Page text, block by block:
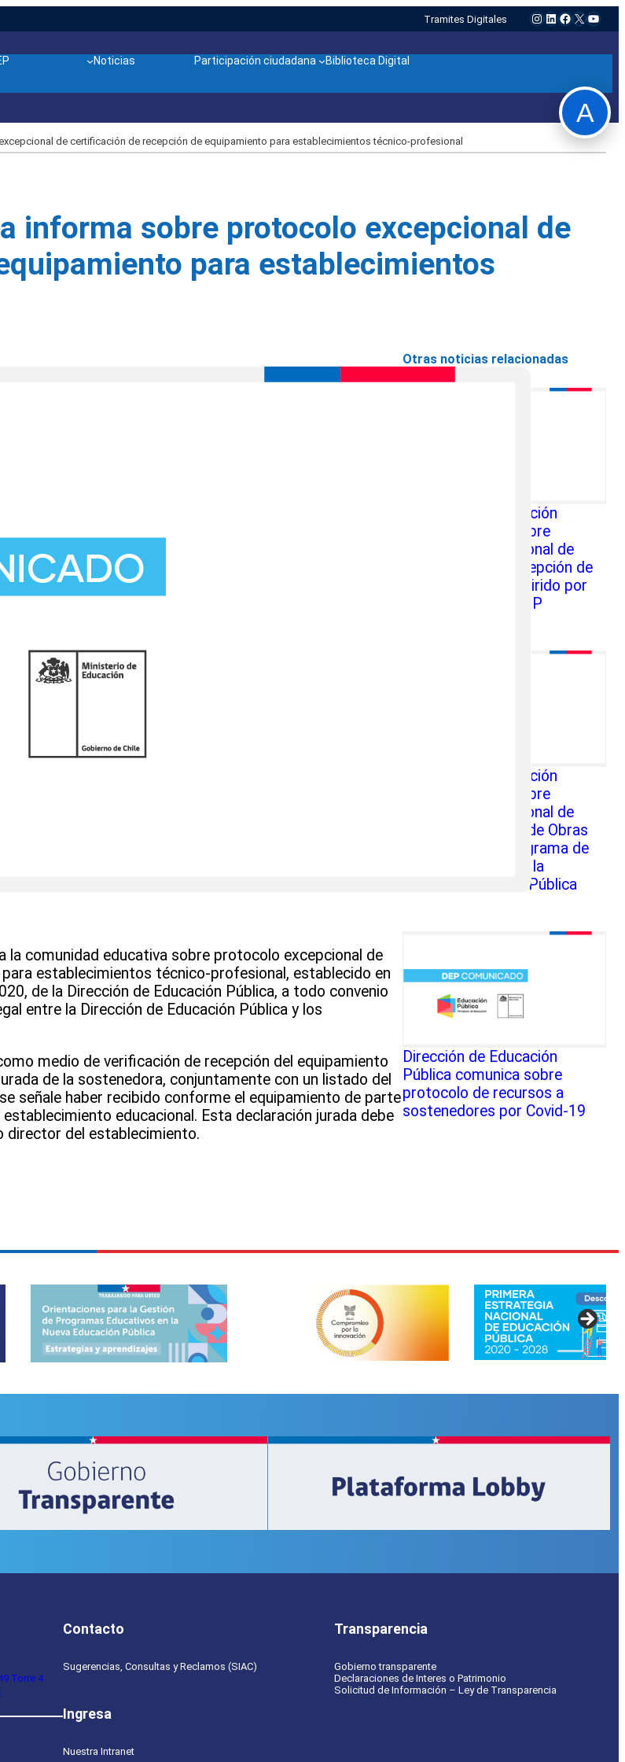
Tramites Digitales Instagram
LinkedIn
Facebook
X
Noticias Participación ciudadana
Biblioteca Digital
de certificación de recepción de equipamiento para establecimientos técnico-profesional
informa sobre protocolo excepcional de
para establecimientos
la comunidad educativa sobre protocolo excepcional de
establecimientos técnico-profesional, establecido en
de la Dirección de Educación Pública, a todo convenio
entre la Dirección de Educación Pública y los
medio de verificación de recepción del equipamiento
de la sostenedora, conjuntamente con un listado del
señale haber recibido conforme el equipamiento de parte
educacional. Esta declaración jurada debe
director del establecimiento.
Otras noticias relacionadas
Dirección de Educación
Pública informa sobre
Protocolo Excepcional de
Certificación y Recepción de
Equipamiento adquirido por
establecimientos TP
Dirección de Educación
Pública informa sobre
Protocolo Excepcional de
Estado de Avance de Obras
financiado por programa de
Fortalecimiento de la
Educación Escolar Pública
Dirección de Educación
Pública comunica sobre
protocolo de recursos a
sostenedores por Covid-19
Torre 4
Contacto
Sugerencias, Consultas y Reclamos (SIAC)
Ingresa
Nuestra Intranet
Transparencia
Gobierno transparente
Declaraciones de Interes o Patrimonio
Solicitud de Información – Ley de Transparencia
A